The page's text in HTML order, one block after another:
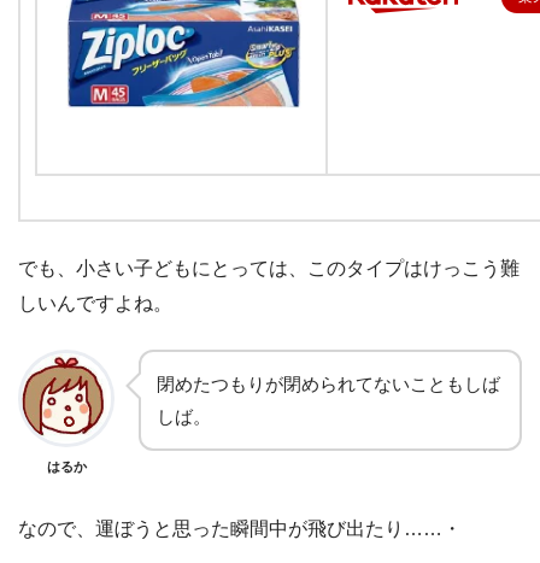
でも、小さい子どもにとっては、このタイプはけっこう難
しいんですよね。
はるか
閉めたつもりが閉められてないこともしば
しば。
なので、運ぼうと思った瞬間中が飛び出たり……・